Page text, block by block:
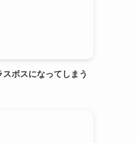
ボスになってしまう